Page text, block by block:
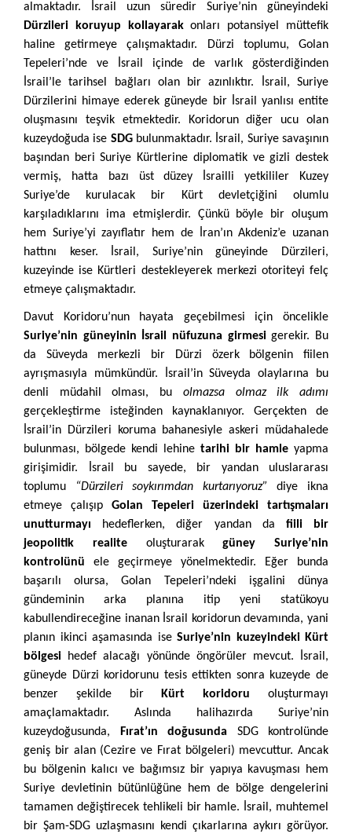
almaktadır. İsrail uzun süredir Suriye’nin güneyindeki
Dürzileri koruyup kollayarakonları potansiyel müttefik
haline getirmeye çalışmaktadır. Dürzi toplumu, Golan
Tepeleri’nde ve İsrail içinde de varlık gösterdiğinden
İsrail’le tarihsel bağları olan bir azınlıktır. İsrail, Suriye
Dürzilerini himaye ederek güneyde bir İsrail yanlısı entite
oluşmasını teşvik etmektedir. Koridorun diğer ucu olan
kuzeydoğuda ise SDGbulunmaktadır. İsrail, Suriye savaşının
başından beri Suriye Kürtlerine diplomatik ve gizli destek
vermiş, hatta bazı üst düzey İsrailli yetkililer Kuzey
Suriye’de kurulacak bir Kürt devletçiğini olumlu
karşıladıklarını ima etmişlerdir. Çünkü böyle bir oluşum
hem Suriye’yi zayıflatır hem de İran’ın Akdeniz’e uzanan
hattını keser. İsrail, Suriye’nin güneyinde Dürzileri,
kuzeyinde ise Kürtleri destekleyerek merkezi otoriteyi felç
etmeye çalışmaktadır.
Davut Koridoru’nun hayata geçebilmesi için öncelikle
Suriye’nin güneyinin İsrail nüfuzuna girmesigerekir. Bu
da Süveyda merkezli bir Dürzi özerk bölgenin fiilen
ayrışmasıyla mümkündür. İsrail’in Süveyda olaylarına bu
denli müdahil olması, bu olmazsa olmaz ilk adımı
gerçekleştirme isteğinden kaynaklanıyor. Gerçekten de
İsrail’in Dürzileri koruma bahanesiyle askeri müdahalede
bulunması, bölgede kendi lehine tarihi bir hamle yapma
girişimidir. İsrail bu sayede, bir yandan uluslararası
toplumu
“Dürzileri soykırımdan kurtarıyoruz”
diye ikna
etmeye çalışıp Golan Tepeleri üzerindeki tartışmaları
unutturmayı hedeflerken, diğer yandan da fiili bir
jeopolitik realiteoluşturarakgüney Suriye’nin
kontrolünü ele geçirmeye yönelmektedir. Eğer bunda
başarılı olursa, Golan Tepeleri’ndeki işgalini dünya
gündeminin arka planına itip yeni statükoyu
kabullendireceğine inanan İsrail koridorun devamında, yani
planın ikinci aşamasında ise Suriye’nin kuzeyindeki Kürt
bölgesi hedef alacağı yönünde öngörüler mevcut. İsrail,
güneyde Dürzi koridorunu tesis ettikten sonra kuzeyde de
benzer şekilde birKürt koridoru oluşturmayı
amaçlamaktadır. Aslında halihazırda Suriye’nin
kuzeydoğusunda, Fırat’ın doğusunda SDG kontrolünde
geniş bir alan (Cezire ve Fırat bölgeleri) mevcuttur. Ancak
bu bölgenin kalıcı ve bağımsız bir yapıya kavuşması hem
Suriye devletinin bütünlüğüne hem de bölge dengelerini
tamamen değiştirecek tehlikeli bir hamle. İsrail, muhtemel
bir Şam-SDG uzlaşmasını kendi çıkarlarına aykırı görüyor.